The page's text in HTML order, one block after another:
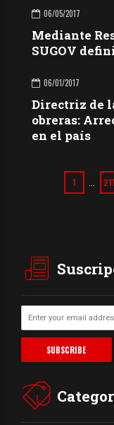
06/05/2017
Mediante
SUGOV
06/01/2017
Directriz de
obreras:
en el país
1 211